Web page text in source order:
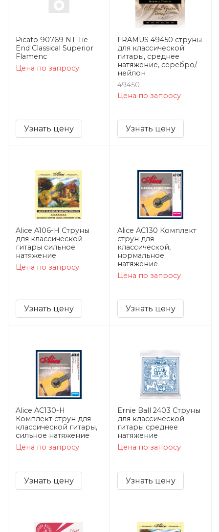
Picato 90769 NT Tie
End Classical Superior
Flamenc
Цена по запросу
Узнать цену
FRAMUS 49450 струны
для классической
гитары, среднее
натяжение, серебро/
нейлон
49450
Цена по запросу
Узнать цену
Alice A106-H Струны
для классической
гитары сильное
натяжение
Цена по запросу
Узнать цену
Alice AC130 Комплект
струн для
классической,
нормальное
натяжение
Цена по запросу
Узнать цену
Alice AC130-H
Комплект струн для
классической гитары,
сильное натяжение
Цена по запросу
Узнать цену
Ernie Ball 2403 Струны
для классической
гитары среднее
натяжение
Цена по запросу
Узнать цену